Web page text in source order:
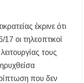
έκρινε ότι
οι τηλεοπτικοί
τους
που δεν